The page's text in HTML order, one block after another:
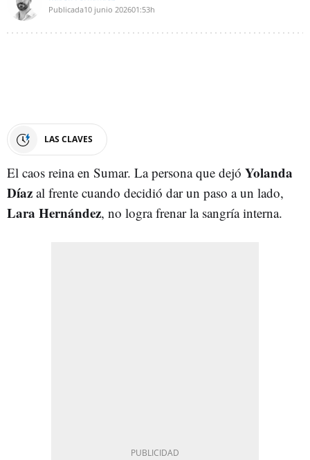
Publicada10 junio 202601:53h
LAS CLAVES
El caos reina en Sumar. La persona que dejó Yolanda
Díaz al frente cuando decidió dar un paso a un lado,
Lara Hernández, no logra frenar la sangría interna.